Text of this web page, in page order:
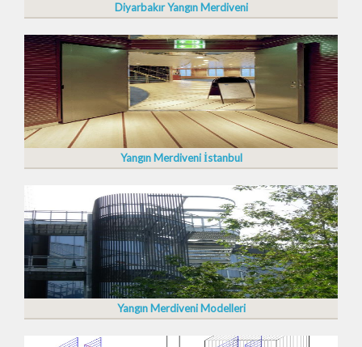
Diyarbakır Yangın Merdiveni
Yangın Merdiveni İstanbul
Yangın Merdiveni Modelleri